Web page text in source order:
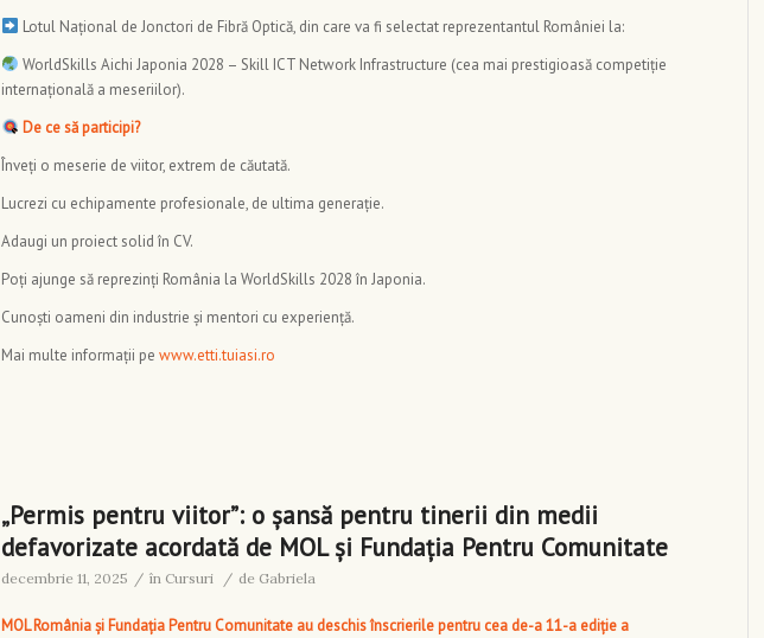
Lotul Național de Jonctori de Fibră Optică, din care va fi selectat reprezentantul României la:
WorldSkills Aichi Japonia 2028 – Skill ICT Network Infrastructure (cea mai prestigioasă competiție
internațională a meseriilor).
De ce să participi?
Înveți o meserie de viitor, extrem de căutată.
Lucrezi cu echipamente profesionale, de ultima generație.
Adaugi un proiect solid în CV.
Poți ajunge să reprezinți România la WorldSkills 2028 în Japonia.
Cunoști oameni din industrie și mentori cu experiență.
Mai multe informații pe www.etti.tuiasi.ro
„Permis pentru viitor”: o șansă pentru tinerii din medii
defavorizate acordată de MOL și Fundația Pentru Comunitate
decembrie 11, 2025 / în Cursuri / de Gabriela
MOL România și Fundația Pentru Comunitate au deschis înscrierile pentru cea de-a 11-a ediție a